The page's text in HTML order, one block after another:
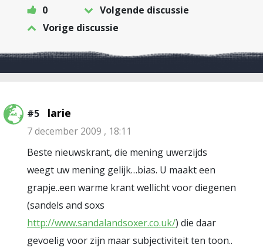
0
Volgende discussie
Vorige discussie
#5 larie
7 december 2009 , 18:11
Beste nieuwskrant, die mening uwerzijds
weegt uw mening gelijk…bias. U maakt een
grapje..een warme krant wellicht voor diegenen
(sandels and soxs
http://www.sandalandsoxer.co.uk/) die daar
gevoelig voor zijn maar subjectiviteit ten toon..